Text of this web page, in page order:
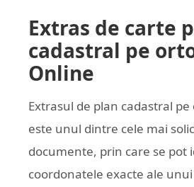
Extras de carte
cadastral pe
Online
Extrasul de plan cadastral
este unul dintre cele mai
documente, prin care se pot
coordonatele exacte ale